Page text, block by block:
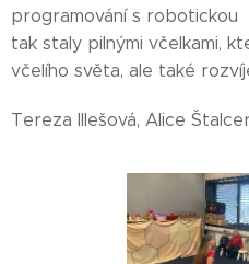
programování s robotickou
tak staly pilnými včelkami,
včelího světa, ale také
Tereza IIlešová, Alice